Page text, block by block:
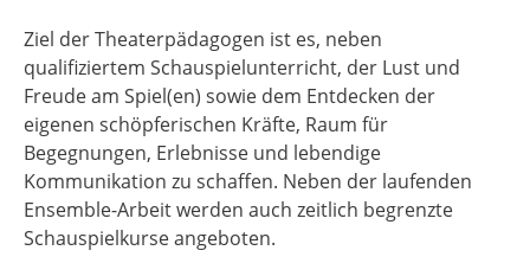
Ziel der Theaterpädagogen ist es, neben
qualifiziertem Schauspielunterricht, der Lust und
Freude am Spiel(en) sowie dem Entdecken der
eigenen schöpferischen Kräfte, Raum für
Begegnungen, Erlebnisse und lebendige
Kommunikation zu schaffen. Neben der laufenden
Ensemble-Arbeit werden auch zeitlich begrenzte
Schauspielkurse angeboten.